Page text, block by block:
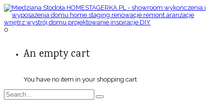
0
An empty cart
You have no item in your shopping cart